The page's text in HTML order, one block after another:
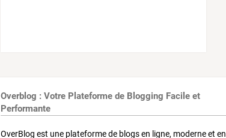
Overblog : Votre Plateforme de Blogging Facile et
Performante
OverBlog est une plateforme de blogs en ligne, moderne et en